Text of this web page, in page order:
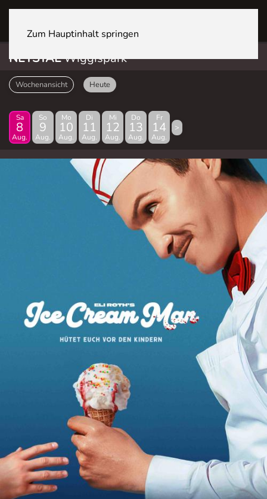
Zum Hauptinhalt springen
NETSTALWiggispark
Wochenansicht Heute
Sa
8
Aug.
So
9
Aug.
Mo
10
Aug.
Di
11
Aug.
Mi
12
Aug.
Do
13
Aug.
Fr
14
Aug.
>